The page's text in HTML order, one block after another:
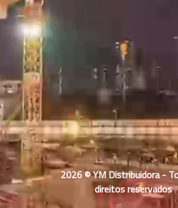
2026 © YM Distribuidora -
direitos reservados